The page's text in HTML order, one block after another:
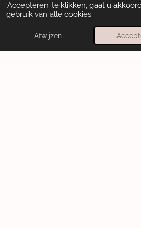
‘Accepteren’ te klikken, gaat u
gebruik van alle cookies.
Afwijzen